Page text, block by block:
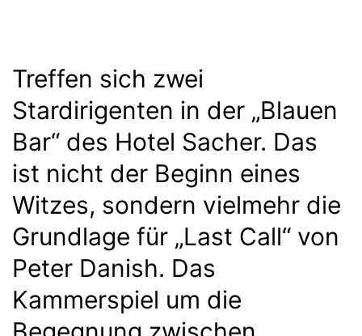
Treffen sich zwei
Stardirigenten in der „Blauen
Bar“ des Hotel Sacher. Das
ist nicht der Beginn eines
Witzes, sondern vielmehr die
Grundlage für „Last Call“ von
Peter Danish. Das
Kammerspiel um die